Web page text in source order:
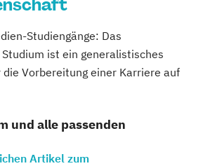
Studiengänge: Das
ist ein generalistisches
Vorbereitung einer Karriere auf
und alle passenden
Artikel zum